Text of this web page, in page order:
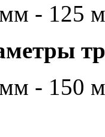
- 125
- 150